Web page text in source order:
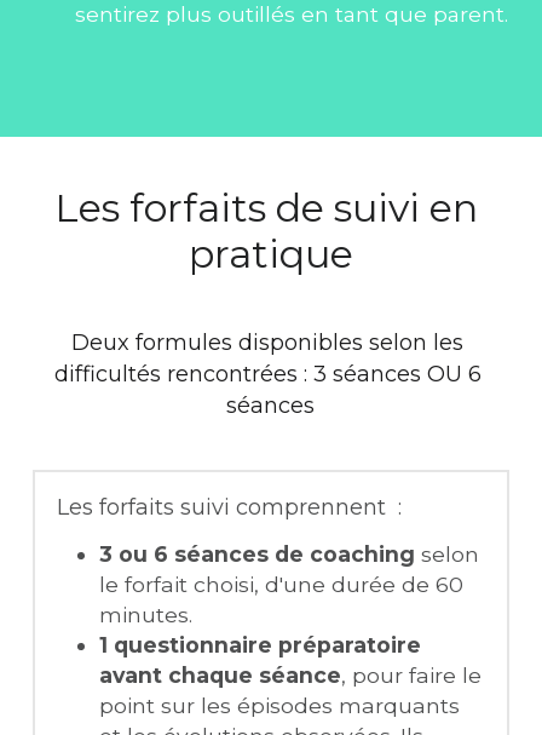
sentirez plus outillés en tant que parent.
Les forfaits de suivi en
pratique
Deux formules disponibles selon les
difficultés rencontrées : 3 séances OU 6
séances
Les forfaits suivi comprennent  :
3 ou 6 séances de coaching selon
le forfait choisi, d'une durée de 60
minutes.
1 questionnaire préparatoire
avant chaque séance, pour faire le
point sur les épisodes marquants